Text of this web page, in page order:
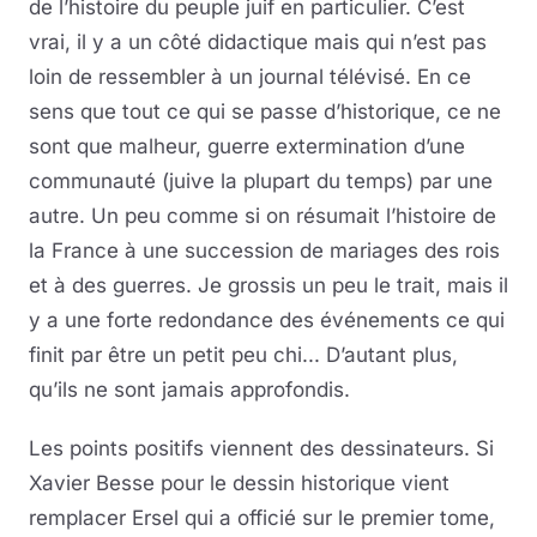
de l’histoire du peuple juif en particulier. C’est
vrai, il y a un côté didactique mais qui n’est pas
loin de ressembler à un journal télévisé. En ce
sens que tout ce qui se passe d’historique, ce ne
sont que malheur, guerre extermination d’une
communauté (juive la plupart du temps) par une
autre. Un peu comme si on résumait l’histoire de
la France à une succession de mariages des rois
et à des guerres. Je grossis un peu le trait, mais il
y a une forte redondance des événements ce qui
finit par être un petit peu chi... D’autant plus,
qu’ils ne sont jamais approfondis.
Les points positifs viennent des dessinateurs. Si
Xavier Besse pour le dessin historique vient
remplacer Ersel qui a officié sur le premier tome,